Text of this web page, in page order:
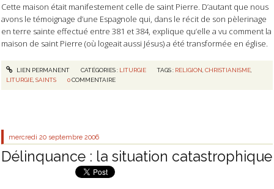
Cette maison était manifestement celle de saint Pierre. D’autant que nous
avons le témoignage d’une Espagnole qui, dans le récit de son pèlerinage
en terre sainte effectué entre 381 et 384, explique qu’elle a vu comment la
maison de saint Pierre (où logeait aussi Jésus) a été transformée en église.
LIEN PERMANENT CATÉGORIES : LITURGIE TAGS : RELIGION ,CHRISTIANISME
LITURGIE ,SAINTS 0 COMMENTAIRE
mercredi 20 septembre 2006
Délinquance : la situation catastrophique